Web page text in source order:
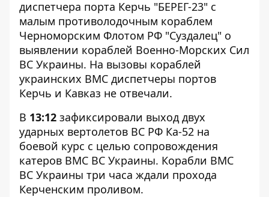
диспетчера порта Керчь "БЕРЕГ-23" с
малым противолодочным кораблем
Черноморским Флотом РФ "Суздалец" о
выявлении кораблей Военно-Морских Сил
ВС Украины. На вызовы кораблей
украинских ВМС диспетчеры портов
Керчь и Кавказ не отвечали.
В 13:12 зафиксировали выход двух
ударных вертолетов ВС РФ Ка-52 на
боевой курс с целью сопровождения
катеров ВМС ВС Украины. Корабли ВМС
ВС Украины три часа ждали прохода
Керченским проливом.